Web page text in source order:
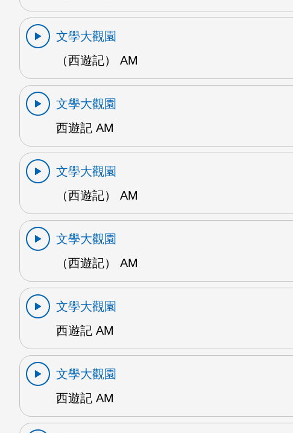
文學大觀園
（西遊記） AM
文學大觀園
西遊記 AM
文學大觀園
（西遊記） AM
文學大觀園
（西遊記） AM
文學大觀園
西遊記 AM
文學大觀園
西遊記 AM